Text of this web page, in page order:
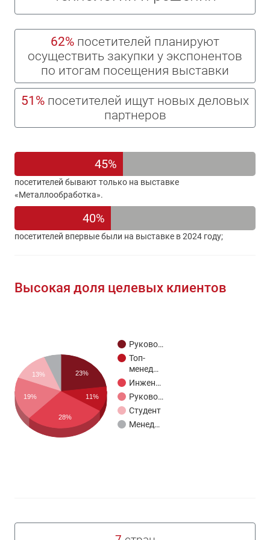
62% посетителей планируют
осуществить закупки у экспонентов
по итогам посещения выставки
51% посетителей ищут новых деловых
партнеров
45%
посетителей бывают только на выставке
«Металлообработка».
40%
посетителей впервые были на выставке в 2024 году;
Высокая доля целевых клиентов
Руково…
Топ-
менед…
Инжен…
Руково…
Студент
Менед…
23%
11%
13%
19%
28%